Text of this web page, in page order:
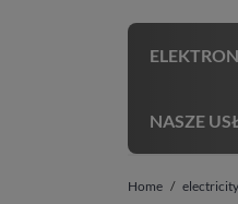
NASZE
Home